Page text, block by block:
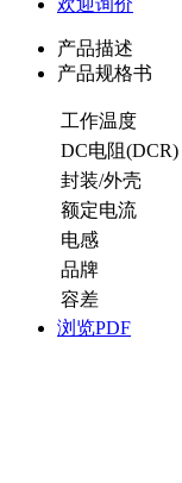
产品描述
产品规格书
工作温度
DC电阻(DCR)
封装/外壳
额定电流
电感
品牌
容差
浏览PDF